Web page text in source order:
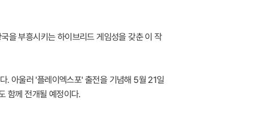
을 부흥시키는 하이브리드 게임성을 갖춘 이 작
. 아울러 '플레이엑스포' 출전을 기념해 5월 21일
함께 전개될 예정이다.